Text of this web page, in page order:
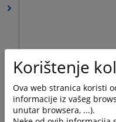
Korištenje
Ova web stranica koristi
informacije iz vašeg
unutar browsera, ...).